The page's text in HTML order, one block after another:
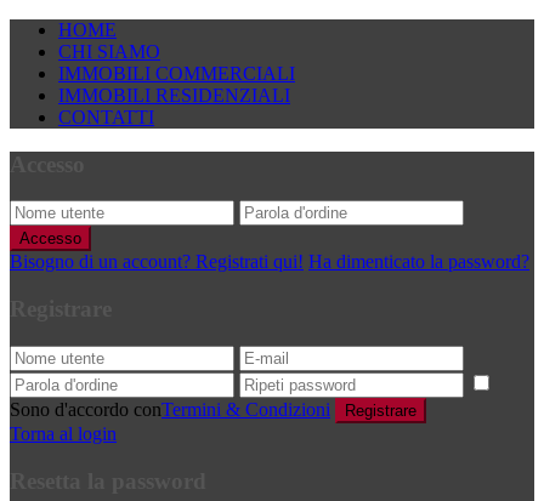
HOME
CHI SIAMO
IMMOBILI COMMERCIALI
IMMOBILI RESIDENZIALI
CONTATTI
Accesso
Bisogno di un account? Registrati qui! Ha dimenticato la password?
Sono d'accordo conTermini & Condizioni Registrare
Torna al login